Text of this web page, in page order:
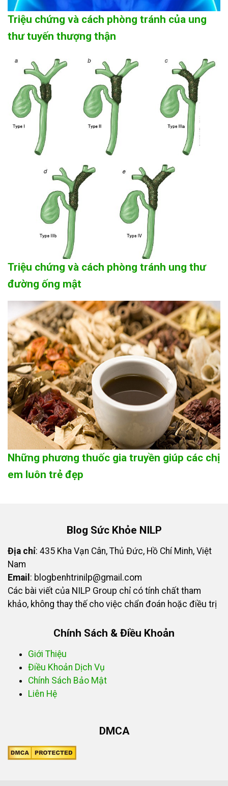
Triệu chứng và cách phòng tránh của ung
thư tuyến thượng thận
Triệu chứng và cách phòng tránh ung thư
đường ống mật
Những phương thuốc gia truyền giúp các chị
em luôn trẻ đẹp
Blog Sức Khỏe NILP
Địa chỉ: 435 Kha Vạn Cân, Thủ Đức, Hồ Chí Minh, Việt
Nam
Email : blogbenhtrinilp@gmail.com
Các bài viết của NILP Group chỉ có tính chất tham
khảo, không thay thế cho việc chẩn đoán hoặc điều trị
Chính Sách & Điều Khoản
Giới Thiệu
Điều Khoản Dịch Vụ
Chính Sách Bảo Mật
Liên Hệ
DMCA